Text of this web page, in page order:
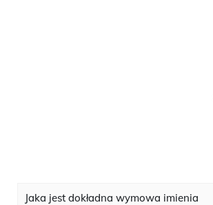
Jaka jest dokładna wymowa imienia